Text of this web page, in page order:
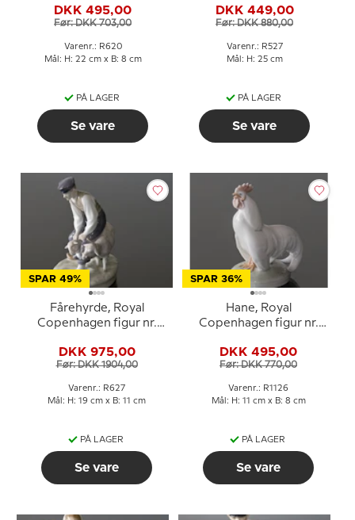
DKK 495,00
Før: DKK 703,00
Varenr.: R620
Mål: H: 22 cm x B: 8 cm
PÅ LAGER
Se vare
DKK 449,00
Før: DKK 880,00
Varenr.: R527
Mål: H: 25 cm
PÅ LAGER
Se vare
SPAR 49%
Fårehyrde, Royal
Copenhagen figur nr.
DKK 975,00
Før: DKK 1904,00
Varenr.: R627
Mål: H: 19 cm x B: 11 cm
PÅ LAGER
Se vare
SPAR 36%
Hane, Royal
Copenhagen figur nr.
DKK 495,00
Før: DKK 770,00
Varenr.: R1126
Mål: H: 11 cm x B: 8 cm
PÅ LAGER
Se vare